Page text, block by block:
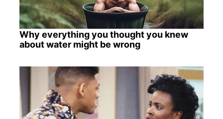
Why everything you thought you knew
about water might be wrong